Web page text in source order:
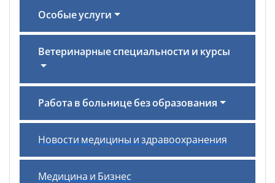
Особые услуги
Ветеринарные специальности и курсы
Работа в больнице без образования
Новости медицины и здравоохранения
Медицина и Бизнес